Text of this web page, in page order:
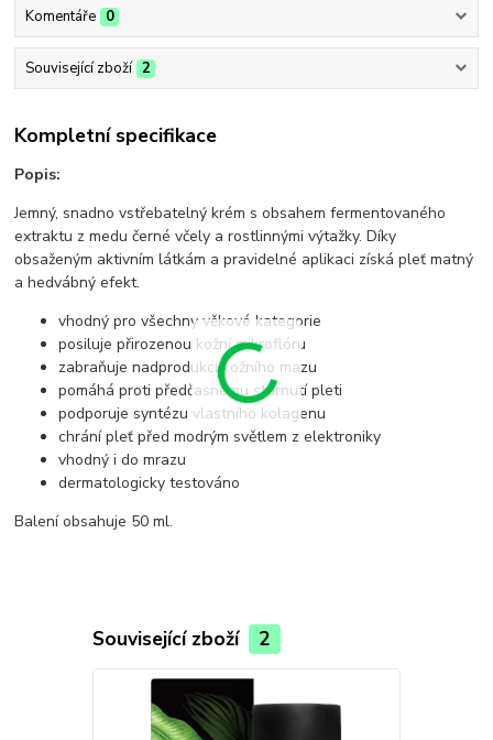
Komentáře 0
Související zboží 2
Kompletní specifikace
Popis:
Jemný, snadno vstřebatelný krém s obsahem fermentovaného
extraktu z medu černé včely a rostlinnými výtažky. Díky
obsaženým aktivním látkám a pravidelné aplikaci získá pleť matný
a hedvábný efekt.
vhodný pro všechny věkové kategorie
posiluje přirozenou kožní mikroflóru
zabraňuje nadprodukci kožního mazu
pomáhá proti předčasnému stárnutí pleti
podporuje syntézu vlastního kolagenu
chrání pleť před modrým světlem z elektroniky
vhodný i do mrazu
dermatologicky testováno
Balení obsahuje 50 ml.
Související zboží 2